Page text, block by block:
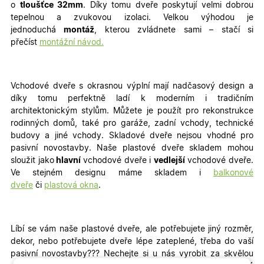
o tloušťce 32mm. Díky tomu dveře poskytují velmi dobrou
tepelnou a zvukovou izolaci. Velkou výhodou je
jednoduchámontáž, kterou zvládnete sami – stačí si
přečíst montážní návod.
Vchodové dveře s okrasnou výplní mají nadčasový design a
díky tomu perfektně ladí k moderním i tradičním
architektonickým stylům. Můžete je použít pro rekonstrukce
rodinných domů, také pro garáže, zadní vchody, technické
budovy a jiné vchody. Skladové dveře nejsou vhodné pro
pasivní novostavby. Naše plastové dveře skladem mohou
sloužit jakohlavní vchodové dveře i vedlejší vchodové dveře.
Ve stejném designu máme skladem i
balkonové
dveře či plastová okna.
Líbí se vám naše plastové dveře, ale potřebujete jiný rozměr,
dekor, nebo potřebujete dveře lépe zateplené, třeba do vaší
pasivní novostavby???
Nechejte si u nás vyrobit za skvělou